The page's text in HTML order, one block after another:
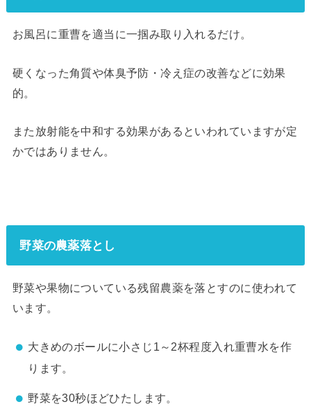
お風呂に重曹を適当に一掴み取り入れるだけ。
硬くなった角質や体臭予防・冷え症の改善などに効果
的。
また放射能を中和する効果があるといわれていますが定
かではありません。
野菜の農薬落とし
野菜や果物についている残留農薬を落とすのに使われて
います。
大きめのボールに小さじ1～2杯程度入れ重曹水を作
ります。
野菜を30秒ほどひたします。